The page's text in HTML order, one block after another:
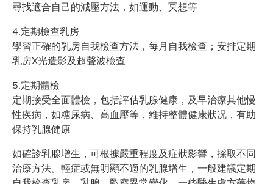
尋找適合自己的減壓方法，如運動、冥想等
4.定期檢查乳房
學習正確的乳房自我檢查方法，每月自我檢查；安排定期
乳房X光造影及超聲波檢查
5.定期體檢
定期接受全面體檢，包括評估乳腺健康，及早治療其他慢
性疾病，如糖尿病、高血壓等，維持整體健康狀况，有助
保持乳腺健康
如確診乳腺增生，可根據嚴重程度及症狀影響，採取不同
治療方法。輕症或無明顯不適的乳腺增生，一般建議定期